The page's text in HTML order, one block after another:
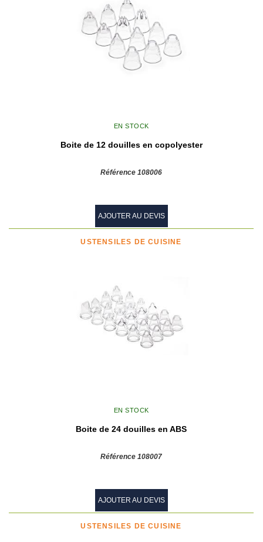
EN STOCK
Boite de 12 douilles en copolyester
Référence 108006
AJOUTER AU DEVIS
USTENSILES DE CUISINE
EN STOCK
Boite de 24 douilles en ABS
Référence 108007
AJOUTER AU DEVIS
USTENSILES DE CUISINE